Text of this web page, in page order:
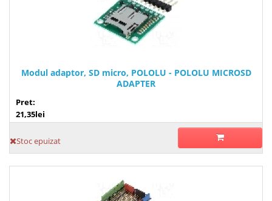
Modul adaptor, SD micro, POLOLU - POLOLU MICROSD
ADAPTER
Pret:
21,35lei
Stoc epuizat